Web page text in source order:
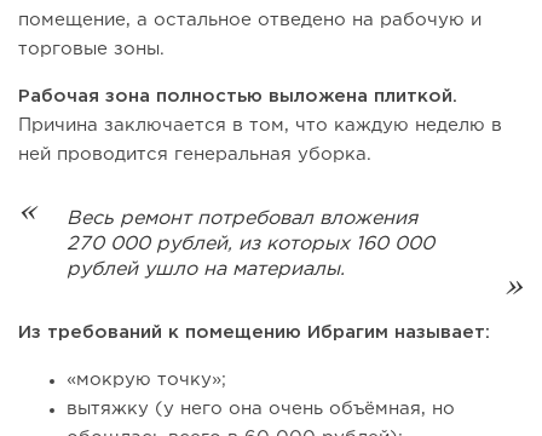
помещение, а остальное отведено на рабочую и
торговые зоны.
Рабочая зона полностью выложена плиткой.
Причина заключается в том, что каждую неделю в
ней проводится генеральная уборка.
Весь ремонт потребовал вложения
270 000 рублей, из которых 160 000
рублей ушло на материалы.
Из требований к помещению Ибрагим называет:
«мокрую точку»;
вытяжку (у него она очень объёмная, но